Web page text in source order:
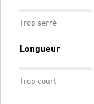
Trop serré
Longueur
Trop court